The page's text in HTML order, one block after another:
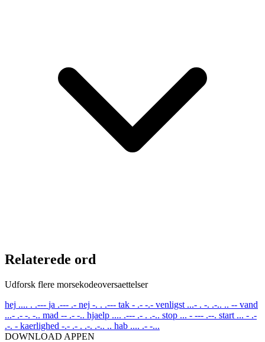
Relaterede ord
Udforsk flere morsekodeoversaettelser
hej .... . .--- ja .--- .- nej -. . .--- tak - .- -.- venligst ...- . -. .-.. .. -- vand
...- .- -. -.. mad -- .- -.. hjaelp .... .--- .- . .-.. stop ... - --- .--. start ... - .-
.-. - kaerlighed -.- .- . .-. .-.. .. hab .... .- -...
DOWNLOAD APPEN